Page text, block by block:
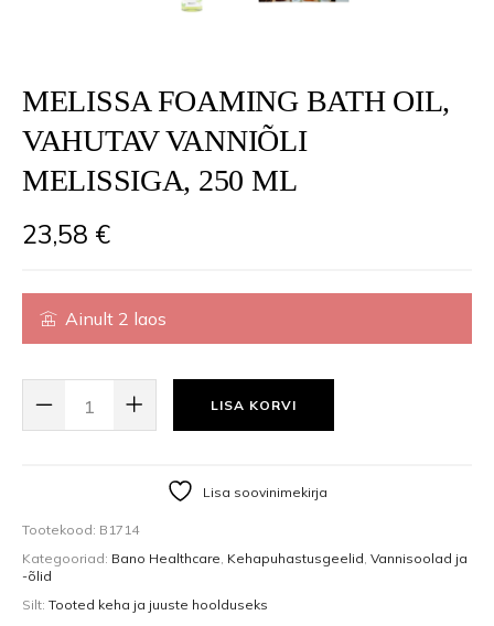
MELISSA FOAMING BATH OIL,
VAHUTAV VANNIÕLI
MELISSIGA, 250 ML
23,58 €
Ainult 2 laos
LISA KORVI
Lisa soovinimekirja
Tootekood: B1714
Kategooriad: Bano Healthcare, Kehapuhastusgeelid, Vannisoolad ja
-õlid
Silt: Tooted keha ja juuste hoolduseks